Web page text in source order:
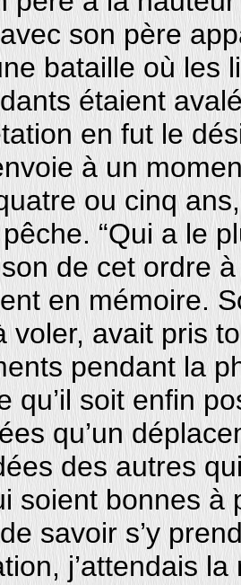
son père
bataille où les
étaient
en fut le
à un
ou cinq
“Qui a le
de cet ordre
en mémoire.
voler, avait pris
pendant la
qu’il soit enfin
qu’un
des autres
soient bonnes à
savoir s’y
j’attendais